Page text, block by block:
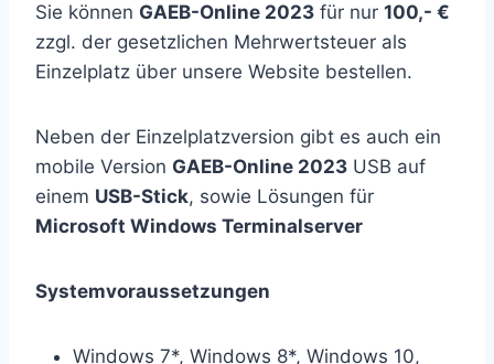
Sie können GAEB-Online 2023 für nur 100,- €
zzgl. der gesetzlichen Mehrwertsteuer als
Einzelplatz über unsere Website bestellen.
Neben der Einzelplatzversion gibt es auch ein
mobile Version GAEB-Online 2023 USB auf
einem USB-Stick, sowie Lösungen für
Microsoft Windows Terminalserver
Systemvoraussetzungen
Windows 7*, Windows 8*, Windows 10,